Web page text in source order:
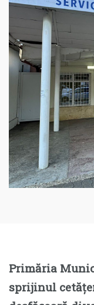
Primăria
sprijinul